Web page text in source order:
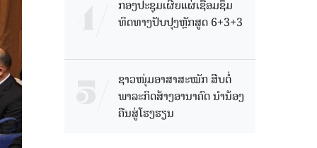
ກອງປະຊຸມເຜີຍແຜ່ເຊື່ອມຊຶມ
ທິດທາງປັບປຸງຫຼັກສູດ 6+3+3
ຊາວໜຸ່ມອາສາສະໝັກ ສືບຕໍ່
ພາລະກິດສ້າງອານາຄົດ ນໍານ້ອງ
ຄືນສູ່ໂຮງຮຽນ